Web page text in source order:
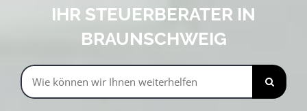
IHR STEUERBERATER IN
BRAUNSCHWEIG
Suche
nach: